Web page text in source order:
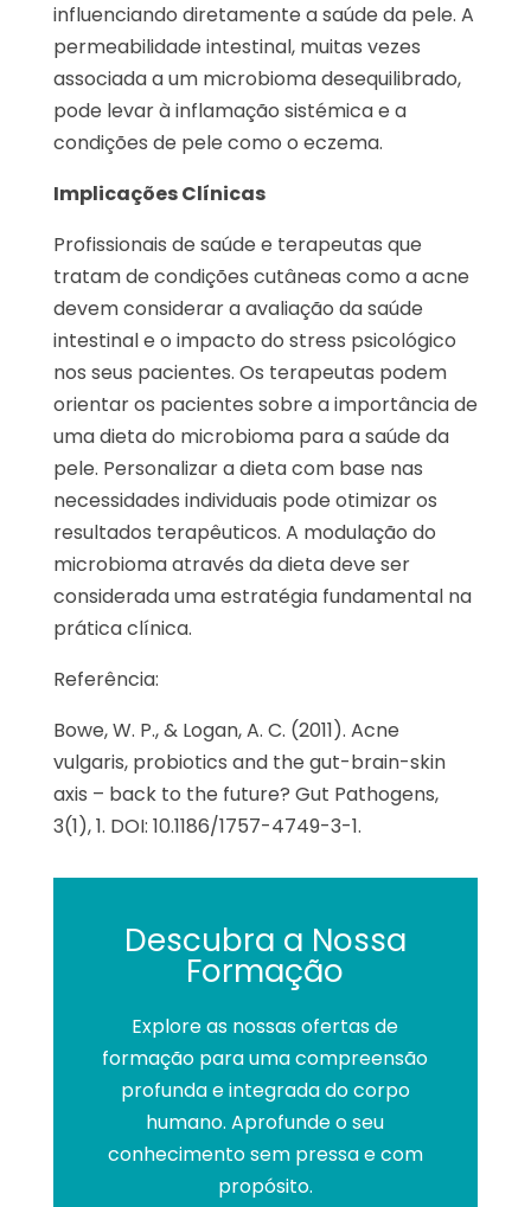
influenciando diretamente a saúde da pele. A
permeabilidade intestinal, muitas vezes
associada a um microbioma desequilibrado,
pode levar à inflamação sistémica e a
condições de pele como o eczema.
Implicações Clínicas
Profissionais de saúde e terapeutas que
tratam de condições cutâneas como a acne
devem considerar a avaliação da saúde
intestinal e o impacto do stress psicológico
nos seus pacientes. Os terapeutas podem
orientar os pacientes sobre a importância de
uma dieta do microbioma para a saúde da
pele. Personalizar a dieta com base nas
necessidades individuais pode otimizar os
resultados terapêuticos. A modulação do
microbioma através da dieta deve ser
considerada uma estratégia fundamental na
prática clínica.
Referência:
Bowe, W. P., & Logan, A. C. (2011). Acne
vulgaris, probiotics and the gut-brain-skin
axis – back to the future? Gut Pathogens,
3(1), 1. DOI: 10.1186/1757-4749-3-1.
Descubra a Nossa
Formação
Explore as nossas ofertas de
formação para uma compreensão
profunda e integrada do corpo
humano. Aprofunde o seu
conhecimento sem pressa e com
propósito.